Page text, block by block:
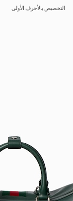
التخصيص بالأحرف الأولى